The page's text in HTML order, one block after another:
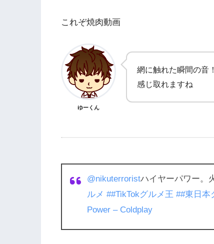
これぞ焼肉動画
ゆーくん
網に触れた瞬間の音
感じ取れますね
@nikuterroristハイヤーパワー。
ルメ ##TikTokグルメ王 ##東日本
Power – Coldplay